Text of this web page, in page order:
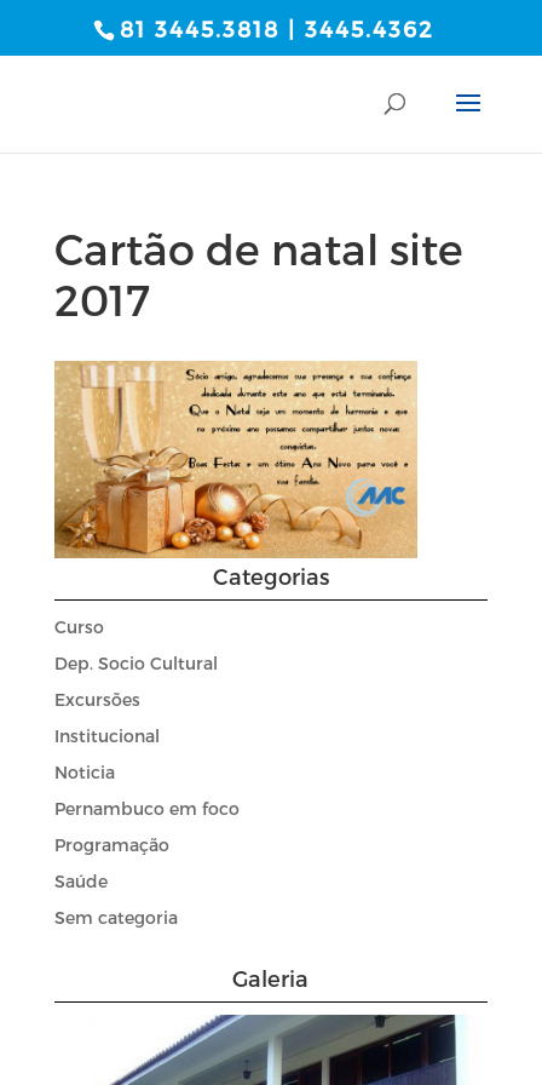
81 3445.3818 | 3445.4362
Cartão de natal site
2017
Categorias
Curso
Dep. Socio Cultural
Excursões
Institucional
Noticia
Pernambuco em foco
Programação
Saúde
Sem categoria
Galeria